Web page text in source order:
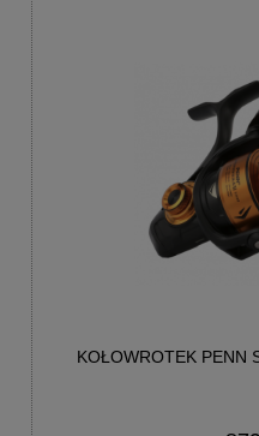
KOŁOWROTEK PENN